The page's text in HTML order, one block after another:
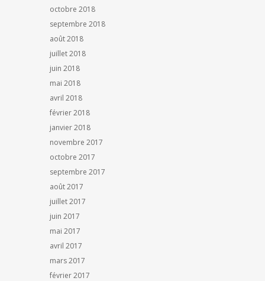
octobre 2018
septembre 2018
août 2018
juillet 2018
juin 2018
mai 2018
avril 2018
février 2018
janvier 2018
novembre 2017
octobre 2017
septembre 2017
août 2017
juillet 2017
juin 2017
mai 2017
avril 2017
mars 2017
février 2017